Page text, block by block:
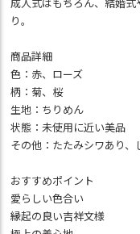
成人式はもちろん、結婚
り。
商品詳細
色：赤、ローズ
柄：菊、桜
生地：ちりめん
状態：未使用に近い美品
その他：たたみシワあり、
おすすめポイント
愛らしい色合い
縁起の良い吉祥文様